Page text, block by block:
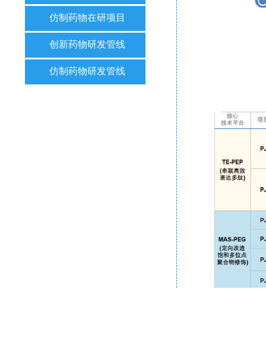
仿制药物在研项目
创新药物研发管线
仿制药物研发管线